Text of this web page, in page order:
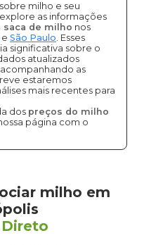
milho e seu
as informações
saca de milho nos
e São Paulo. Esses
significativa sobre o
atualizados
as
estaremos
mais recentes para
dos preços do milho
página com o
milho em
Direto